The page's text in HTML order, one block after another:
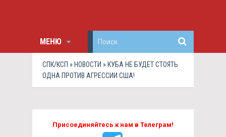
МЕНЮ
СПК/КСП » НОВОСТИ » КУБА НЕ БУДЕТ СТОЯТЬ
ОДНА ПРОТИВ АГРЕССИИ США!
Присоединяйтесь к нам в Телеграм!